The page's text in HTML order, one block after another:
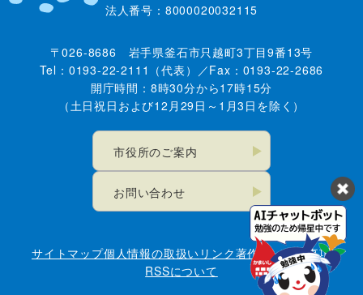
法人番号：8000020032115
〒026-8686 岩手県釜石市只越町3丁目9番13号
Tel：0193-22-2111（代表）／Fax：0193-22-2686
開庁時間：8時30分から17時15分
（土日祝日および12月29日～1月3日を除く）
市役所のご案内
お問い合わせ
サイトマップ個人情報の取扱い リンク著作権・免責事項
RSSについて